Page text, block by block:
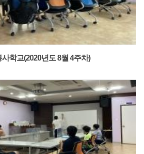
학교(2020년도 8월 4주차)